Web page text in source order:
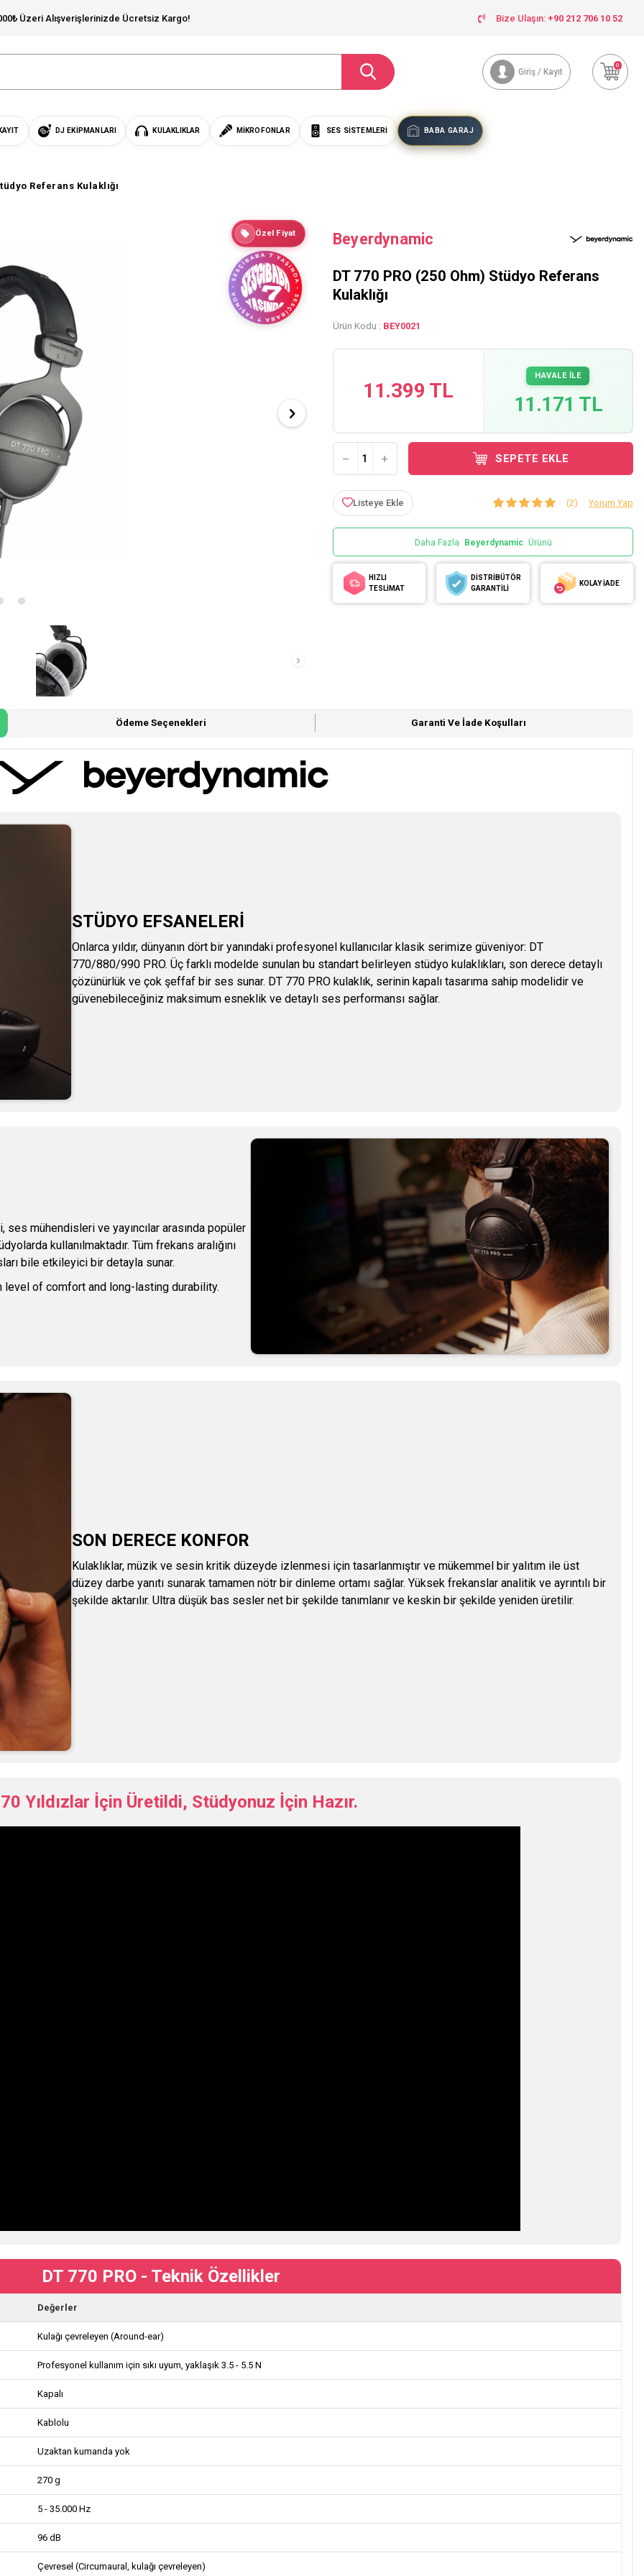
Üzeri Alışverişlerinizde Ücretsiz Kargo! Bize Ulaşın: +90 212 706 10 52
Giriş / Kayıt
0
DJ EKIPMANLARI KULAKLIKLAR MIKROFONLAR SES SISTEMLERI BABA GARAJ
Referans Kulaklığı
Özel Fiyat Beyerdynamic
DT 770 PRO (250 Ohm) Stüdyo Referans
Kulaklığı
Ürün Kodu : BEY0021
11.399 TL
HAVALE İLE
11.171 TL
SEPETE EKLE
Listeye Ekle (2) Yorum Yap
Daha Fazla Beyerdynamic Ürünü
HIZLI
TESLİMAT
DİSTRİBÜTÖR
GARANTİLİ
KOLAY İADE
Ödeme Seçenekleri Garanti Ve İade Koşulları
STÜDYO EFSANELERİ
Onlarca yıldır, dünyanın dört bir yanındaki profesyonel kullanıcılar klasik serimize güveniyor: DT
770/880/990 PRO. Üç farklı modelde sunulan bu standart belirleyen stüdyo kulaklıkları, son derece detaylı
çözünürlük ve çok şeffaf bir ses sunar. DT 770 PRO kulaklık, serinin kapalı tasarıma sahip modelidir ve
güvenebileceğiniz maksimum esneklik ve detaylı ses performansı sağlar.
mühendisleri ve yayıncılar arasında popüler
kullanılmaktadır. Tüm frekans aralığını
bile etkileyici bir detayla sunar.
of comfort and long-lasting durability.
SON DERECE KONFOR
Kulaklıklar, müzik ve sesin kritik düzeyde izlenmesi için tasarlanmıştır ve mükemmel bir yalıtım ile üst
düzey darbe yanıtı sunarak tamamen nötr bir dinleme ortamı sağlar. Yüksek frekanslar analitik ve ayrıntılı bir
şekilde aktarılır. Ultra düşük bas sesler net bir şekilde tanımlanır ve keskin bir şekilde yeniden üretilir.
Yıldızlar İçin Üretildi, Stüdyonuz İçin Hazır.
DT 770 PRO - Teknik Özellikler
Değerler
Kulağı çevreleyen (Around-ear)
Profesyonel kullanım için sıkı uyum, yaklaşık 3.5 - 5.5 N
Kapalı
Kablolu
Uzaktan kumanda yok
270 g
5 - 35.000 Hz
96 dB
Çevresel (Circumaural, kulağı çevreleyen)